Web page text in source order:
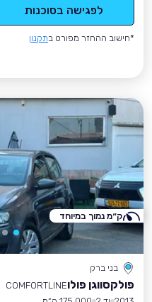
לפגישה בסוכנות
*חישוב ההחזר מפורט בתקנון
בני ברק
פולקסווגן פולוCOMFORTLINE
ק״מ נמוך במיוחד